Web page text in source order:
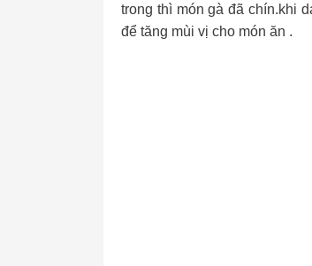
trong thì món gà đã chín.khi
để tăng mùi vị cho món ăn .